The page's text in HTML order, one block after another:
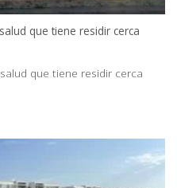
que tiene residir cerca
que tiene residir cerca